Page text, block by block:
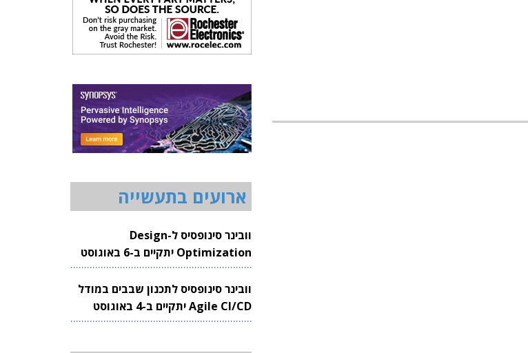
ארועים בתעשייה
וובינר סינופסיס ל-Design
Optimization יתקיים ב-6 באוגוסט
2026
וובינר סינופסיס לתכנון שבבים במודל
Agile CI/CD יתקיים ב-4 באוגוסט
2026